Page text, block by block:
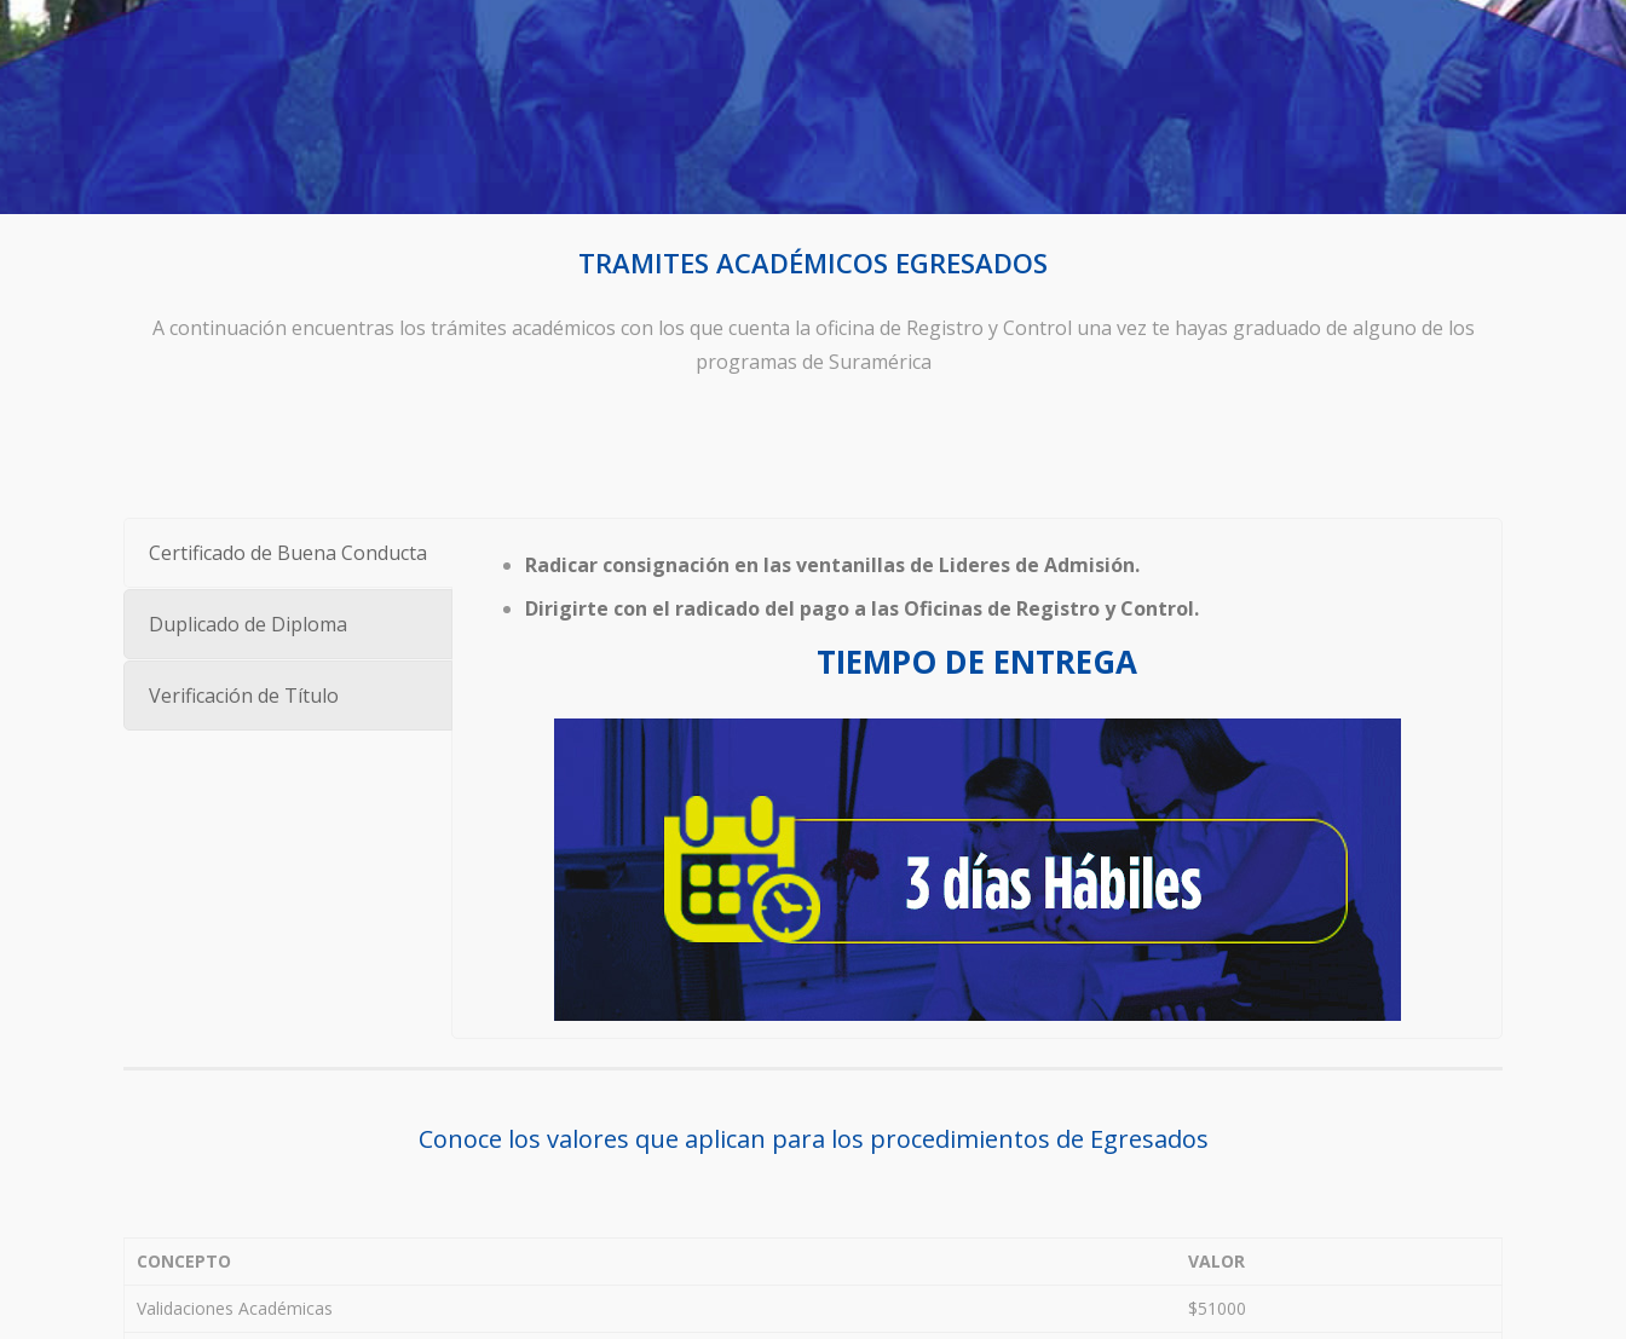
TRAMITES ACADÉMICOS EGRESADOS
A continuación encuentras los trámites académicos con los que cuenta la oficina de Registro y Control una vez te hayas graduado de alguno de los
programas de Suramérica
Certificado de Buena Conducta
Duplicado de Diploma
Verificación de Título
Radicar consignación en las ventanillas de Lideres de Admisión.
Dirigirte con el radicado del pago a las Oficinas de Registro y Control.
TIEMPO DE ENTREGA
Conoce los valores que aplican para los procedimientos de Egresados
CONCEPTO VALOR
Validaciones Académicas $51000